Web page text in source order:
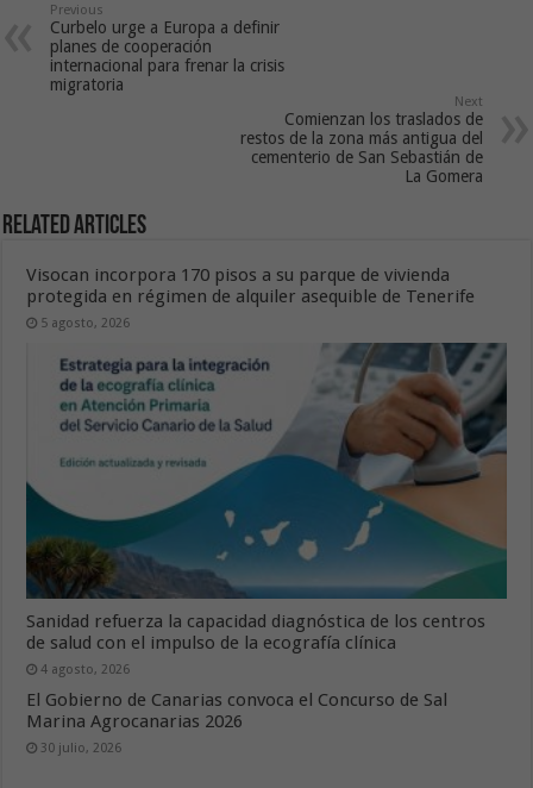
Previous
Curbelo urge a Europa a definir
planes de cooperación
internacional para frenar la crisis
migratoria
Next
Comienzan los traslados de
restos de la zona más antigua del
cementerio de San Sebastián de
La Gomera
Related Articles
Visocan incorpora 170 pisos a su parque de vivienda
protegida en régimen de alquiler asequible de Tenerife
5 agosto, 2026
Sanidad refuerza la capacidad diagnóstica de los centros
de salud con el impulso de la ecografía clínica
4 agosto, 2026
El Gobierno de Canarias convoca el Concurso de Sal
Marina Agrocanarias 2026
30 julio, 2026